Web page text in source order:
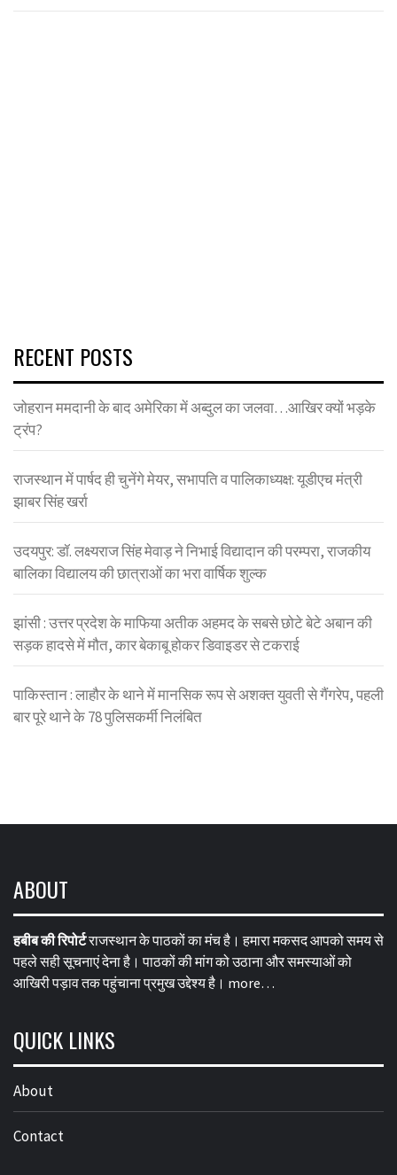
RECENT POSTS
जोहरान ममदानी के बाद अमेरिका में अब्दुल का जलवा…आखिर क्यों भड़के
ट्रंप?
राजस्थान में पार्षद ही चुनेंगे मेयर, सभापति व पालिकाध्यक्ष: यूडीएच मंत्री
झाबर सिंह खर्रा
उदयपुर: डॉ. लक्ष्यराज सिंह मेवाड़ ने निभाई विद्यादान की परम्परा, राजकीय
बालिका विद्यालय की छात्राओं का भरा वार्षिक शुल्क
झांसी : उत्तर प्रदेश के माफिया अतीक अहमद के सबसे छोटे बेटे अबान की
सड़क हादसे में मौत, कार बेकाबू होकर डिवाइडर से टकराई
पाकिस्तान : लाहौर के थाने में मानसिक रूप से अशक्त युवती से गैंगरेप, पहली
बार पूरे थाने के 78 पुलिसकर्मी निलंबित
ABOUT
हबीब की रिपोर्टराजस्थान के पाठकों का मंच है। हमारा मकसद आपको समय से
पहले सही सूचनाएं देना है। पाठकों की मांग को उठाना और समस्याओं को
आखिरी पड़ाव तक पहुंचाना प्रमुख उद्देश्य है। more…
QUICK LINKS
About
Contact